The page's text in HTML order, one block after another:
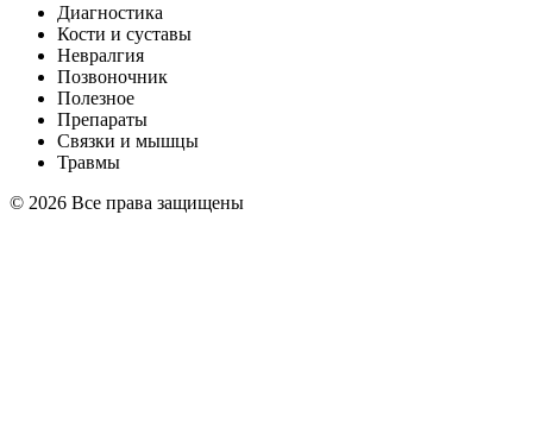
Диагностика
Кости и суставы
Невралгия
Позвоночник
Полезное
Препараты
Связки и мышцы
Травмы
© 2026 Все права защищены